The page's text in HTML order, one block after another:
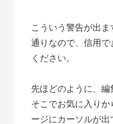
こういう警告が出
通りなので、信用
ください。
先ほどのように、編
そこでお気に入り
ージにカーソルが出